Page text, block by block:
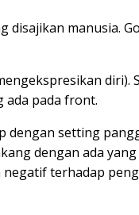
manusia.
diri).
ada pada front.
setting
dengan ada
terhadap